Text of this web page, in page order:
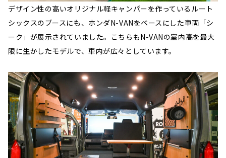
デザイン性の高いオリジナル軽キャンパーを作っているルート
シックスのブースにも、ホンダN-VANをベースにした車両「シ
ーク」が展示されていました。こちらもN-VANの室内高を最大
限に生かしたモデルで、車内が広々としています。